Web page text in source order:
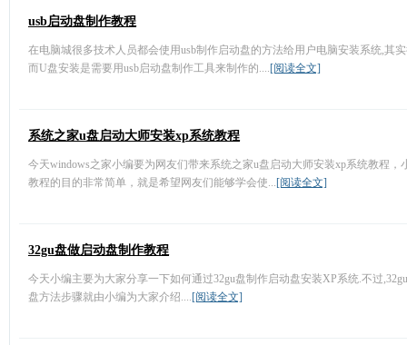
usb启动盘制作教程
在电脑城很多技术人员都会使用usb制作启动盘的方法给用户电脑安装系统,其
而U盘安装是需要用usb启动盘制作工具来制作的....[阅读全文]
系统之家u盘启动大师安装xp系统教程
今天windows之家小编要为网友们带来系统之家u盘启动大师安装xp系统教程
教程的目的非常简单，就是希望网友们能够学会使...[阅读全文]
32gu盘做启动盘制作教程
今天小编主要为大家分享一下如何通过32gu盘制作启动盘安装XP系统.不过
盘方法步骤就由小编为大家介绍....[阅读全文]